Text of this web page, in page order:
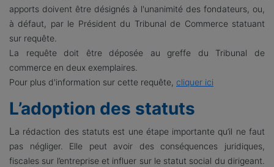
apports doivent être désignés à l'unanimité des fondateurs, ou,
à défaut, par le Président du Tribunal de Commerce statuant
sur requête.
La requête doit être déposée au greffe du Tribunal de
commerce en deux exemplaires.
Pour plus d'information sur cette requête, cliquer ici
L’adoption des statuts
La rédaction des statuts est une étape importante qu’il ne faut
pas négliger. Elle peut avoir des conséquences juridiques,
fiscales sur l’entreprise et influer sur le statut social du dirigeant.